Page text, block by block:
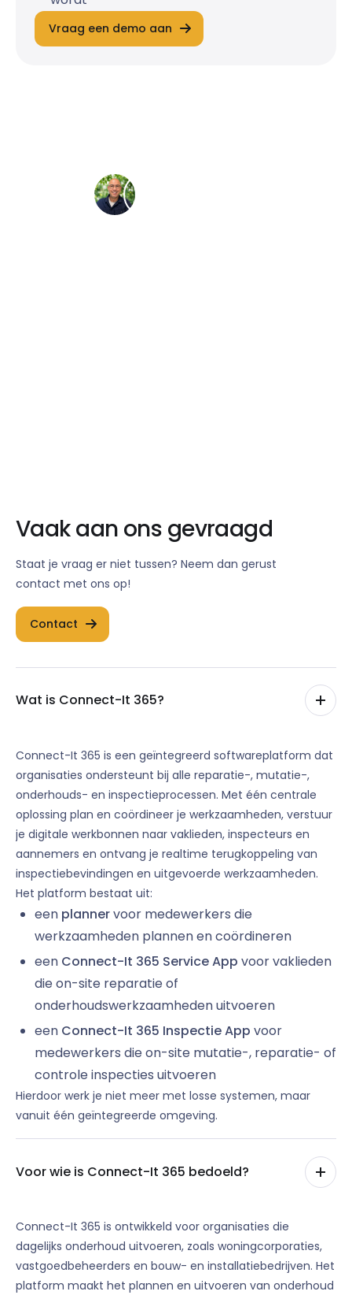
Vraag een demo aan
Vaak aan ons gevraagd
Staat je vraag er niet tussen? Neem dan gerust
contact met ons op!
Contact
Wat is Connect-It 365?
Connect-It 365 is een geïntegreerd softwareplatform dat
organisaties ondersteunt bij alle reparatie-, mutatie-,
onderhouds- en inspectieprocessen. Met één centrale
oplossing plan en coördineer je werkzaamheden, verstuur
je digitale werkbonnen naar vaklieden, inspecteurs en
aannemers en ontvang je realtime terugkoppeling van
inspectiebevindingen en uitgevoerde werkzaamheden.
Het platform bestaat uit:
een plannervoor medewerkers die
werkzaamheden plannen en coördineren
een Connect-It 365 Service App voor vaklieden
die on-site reparatie of
onderhoudswerkzaamheden uitvoeren
een Connect-It 365 Inspectie App voor
medewerkers die on-site mutatie-, reparatie- of
controle inspecties uitvoeren
Hierdoor werk je niet meer met losse systemen, maar
vanuit één geïntegreerde omgeving.
Voor wie is Connect-It 365 bedoeld?
Connect-It 365 is ontwikkeld voor organisaties die
dagelijks onderhoud uitvoeren, zoals woningcorporaties,
vastgoedbeheerders en bouw- en installatiebedrijven. Het
platform maakt het plannen en uitvoeren van onderhoud